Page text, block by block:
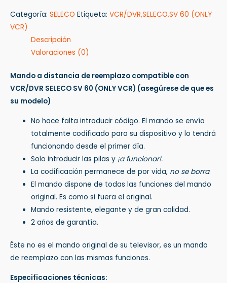
Categoría: SELECO Etiqueta: VCR/DVR,SELECO,SV 60 (ONLY
VCR)
Descripción
Valoraciones (0)
Mando a distancia de reemplazo compatible con
VCR/DVR SELECO SV 60 (ONLY VCR) (asegúrese de que es
su modelo)
No hace falta introducir código. El mando se envía
totalmente codificado para su dispositivo y lo tendrá
funcionando desde el primer día.
Solo introducir las pilas y ¡a funcionar!.
La codificación permanece de por vida, no se borra.
El mando dispone de todas las funciones del mando
original. Es como si fuera el original.
Mando resistente, elegante y de gran calidad.
2 años de garantía.
Éste no es el mando original de su televisor, es un mando
de reemplazo con las mismas funciones.
Especificaciones técnicas: